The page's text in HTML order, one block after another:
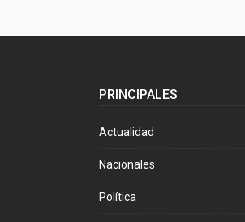
PRINCIPALES
Actualidad
Nacionales
Política